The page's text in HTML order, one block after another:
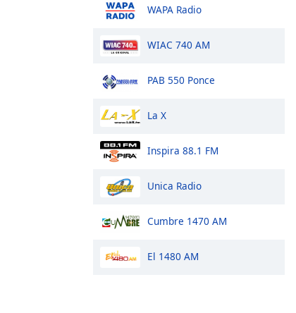
WAPA Radio
WIAC 740 AM
PAB 550 Ponce
La X
Inspira 88.1 FM
Unica Radio
Cumbre 1470 AM
El 1480 AM